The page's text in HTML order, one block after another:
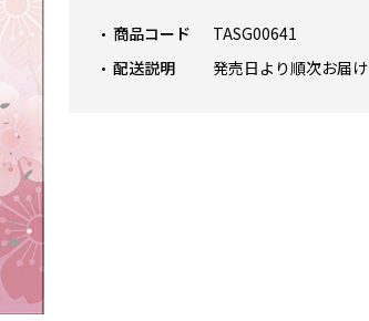
商品コード
TASG00641
配送説明
発売日より順次お届け